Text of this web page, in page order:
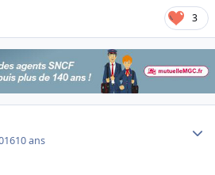
3
10 ans